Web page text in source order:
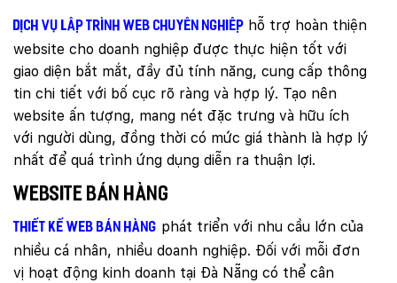
Dịch vụ lập trình web chuyên nghiệp hỗ trợ hoàn thiện
website cho doanh nghiệp được thực hiện tốt với
giao diện bắt mắt, đầy đủ tính năng, cung cấp thông
tin chi tiết với bố cục rõ ràng và hợp lý. Tạo nên
website ấn tượng, mang nét đặc trưng và hữu ích
với người dùng, đồng thời có mức giá thành là hợp lý
nhất để quá trình ứng dụng diễn ra thuận lợi.
Website bán hàng
Thiết kế web bán hàng phát triển với nhu cầu lớn của
nhiều cá nhân, nhiều doanh nghiệp. Đối với mỗi đơn
vị hoạt động kinh doanh tại Đà Nẵng có thể cân